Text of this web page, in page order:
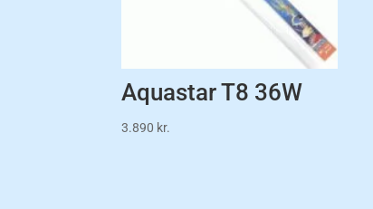
Aquastar T8 36W
3.890 kr.